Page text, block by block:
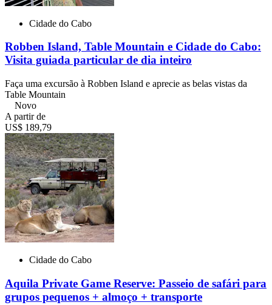
Cidade do Cabo
Robben Island, Table Mountain e Cidade do Cabo:
Visita guiada particular de dia inteiro
Faça uma excursão à Robben Island e aprecie as belas vistas da
Table Mountain
Novo
A partir de
US$ 189,79
Cidade do Cabo
Aquila Private Game Reserve: Passeio de safári para
grupos pequenos + almoço + transporte